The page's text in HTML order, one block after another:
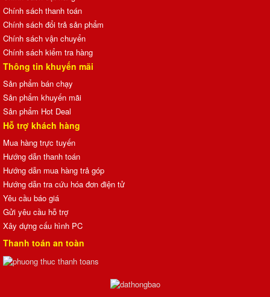
Chính sách thanh toán
Chính sách đổi trả sản phẩm
Chính sách vận chuyển
Chính sách kiểm tra hàng
Thông tin khuyến mãi
Sản phẩm bán chạy
Sản phẩm khuyến mãi
Sản phẩm Hot Deal
Hỗ trợ khách hàng
Mua hàng trực tuyến
Hướng dẫn thanh toán
Hướng dẫn mua hàng trả góp
Hướng dẫn tra cứu hóa đơn điện tử
Yêu cầu báo giá
Gửi yêu cầu hỗ trợ
Xây dựng cấu hình PC
Thanh toán an toàn